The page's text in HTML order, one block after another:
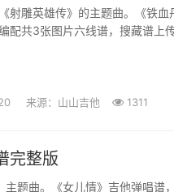
射雕英雄传》的主题曲。《铁血
配共3张图片六线谱，搜藏谱上
来源：山山吉他 1311
完整版
题曲。《女儿情》吉他弹唱谱